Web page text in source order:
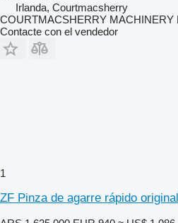
Irlanda, Courtmacsherry
COURTMACSHERRY MACHINERY
Contacte con el vendedor
1
ZF Pinza de agarre rápido